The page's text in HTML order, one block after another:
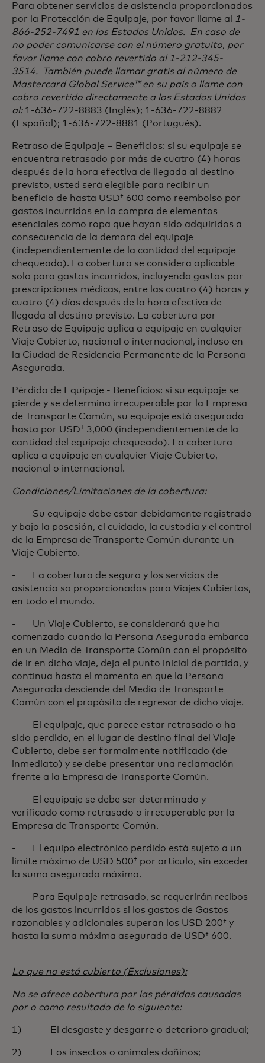
Para obtener servicios de asistencia proporcionados
por la Protección de Equipaje, por favor llame al
1-
866-252-7491 en los Estados Unidos. En caso de
no poder comunicarse con el número gratuito, por
favor llame con cobro revertido al 1-212-345-
3514. También puede llamar gratis al número de
Mastercard Global Service™ en su país o llame con
cobro revertido directamente a los Estados Unidos
al: 1-636-722-8883 (Inglés); 1-636-722-8882
(Español); 1-636-722-8881 (Portugués).
Retraso de Equipaje – Beneficios: si su equipaje se
encuentra retrasado por más de cuatro (4) horas
después de la hora efectiva de llegada al destino
previsto, usted será elegible para recibir un
beneficio de hasta USD† 600 como reembolso por
gastos incurridos en la compra de elementos
esenciales como ropa que hayan sido adquiridos a
consecuencia de la demora del equipaje
(independientemente de la cantidad del equipaje
chequeado). La cobertura se considera aplicable
solo para gastos incurridos, incluyendo gastos por
prescripciones médicas, entre las cuatro (4) horas y
cuatro (4) días después de la hora efectiva de
llegada al destino previsto. La cobertura por
Retraso de Equipaje aplica a equipaje en cualquier
Viaje Cubierto, nacional o internacional, incluso en
la Ciudad de Residencia Permanente de la Persona
Asegurada.
Pérdida de Equipaje - Beneficios: si su equipaje se
pierde y se determina irrecuperable por la Empresa
de Transporte Común, su equipaje está asegurado
hasta por USD† 3,000 (independientemente de la
cantidad del equipaje chequeado). La cobertura
aplica a equipaje en cualquier Viaje Cubierto,
nacional o internacional.
Condiciones/Limitaciones de la cobertura:
- Su equipaje debe estar debidamente registrado
y bajo la posesión, el cuidado, la custodia y el control
de la Empresa de Transporte Común durante un
Viaje Cubierto.
- La cobertura de seguro y los servicios de
asistencia so proporcionados para Viajes Cubiertos,
en todo el mundo.
- Un Viaje Cubierto, se considerará que ha
comenzado cuando la Persona Asegurada embarca
en un Medio de Transporte Común con el propósito
de ir en dicho viaje, deja el punto inicial de partida, y
continua hasta el momento en que la Persona
Asegurada desciende del Medio de Transporte
Común con el propósito de regresar de dicho viaje.
- El equipaje, que parece estar retrasado o ha
sido perdido, en el lugar de destino final del Viaje
Cubierto, debe ser formalmente notificado (de
inmediato) y se debe presentar una reclamación
frente a la Empresa de Transporte Común.
- El equipaje se debe ser determinado y
verificado como retrasado o irrecuperable por la
Empresa de Transporte Común.
- El equipo electrónico perdido está sujeto a un
límite máximo de USD 500† por artículo, sin exceder
la suma asegurada máxima.
- Para Equipaje retrasado, se requerirán recibos
de los gastos incurridos si los gastos de Gastos
razonables y adicionales superan los USD 200† y
hasta la suma máxima asegurada de USD† 600.
Lo que no está cubierto (Exclusiones):
No se ofrece cobertura por las pérdidas causadas
por o como resultado de lo siguiente:
1) El desgaste y desgarre o deterioro gradual;
2) Los insectos o animales dañinos;